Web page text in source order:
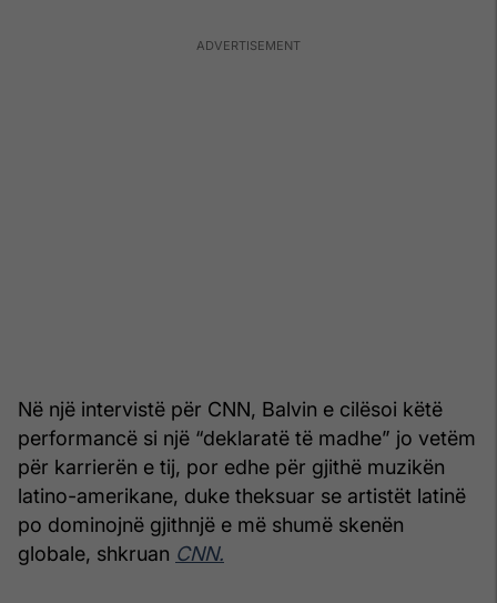
Në një intervistë për CNN, Balvin e cilësoi këtë
performancë si një “deklaratë të madhe” jo vetëm
për karrierën e tij, por edhe për gjithë muzikën
latino-amerikane, duke theksuar se artistët latinë
po dominojnë gjithnjë e më shumë skenën
globale, shkruan CNN.